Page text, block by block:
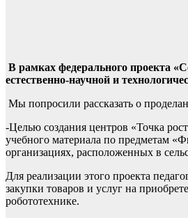
В рамках федерального проекта
естественно-научной и
Мы попросили рассказать о
-Целью создания центров «Точка
учебного материала по предметам
организациях, расположенных в
Для реализации этого проекта
закупки товаров и услуг на
робототехнике.